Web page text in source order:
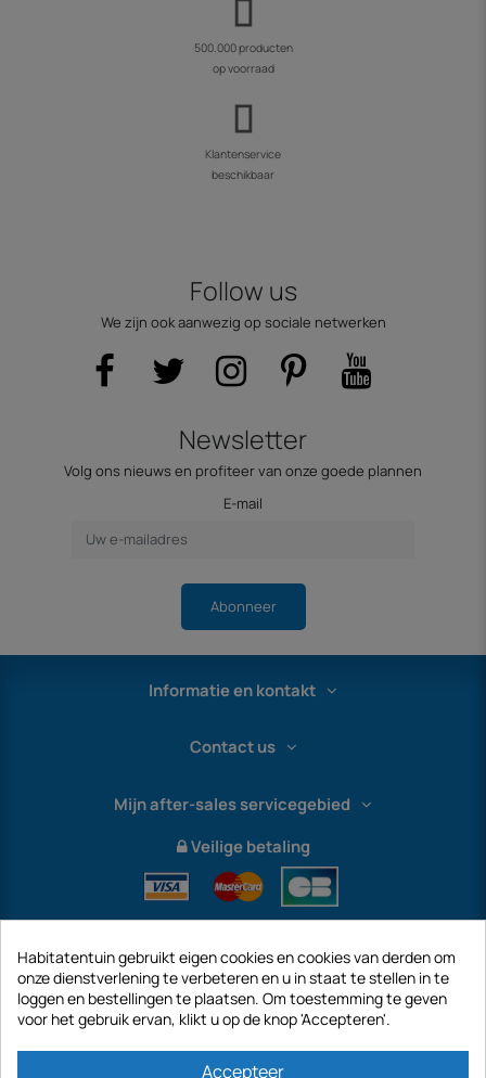
500.000 producten
op voorraad
Klantenservice
beschikbaar
Follow us
We zijn ook aanwezig op sociale netwerken
Newsletter
Volg ons nieuws en profiteer van onze goede plannen
E-mail
Abonneer
Informatie en kontakt
Contact us
Mijn after-sales servicegebied
Veilige betaling
International
Habitatentuin gebruikt eigen cookies en cookies van derden om
onze dienstverlening te verbeteren en u in staat te stellen in te
loggen en bestellingen te plaatsen. Om toestemming te geven
voor het gebruik ervan, klikt u op de knop 'Accepteren'.
Accepteer